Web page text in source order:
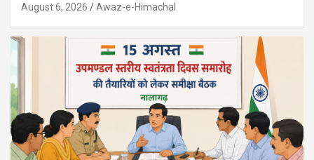
August 6, 2026 Awaz-e-Himachal